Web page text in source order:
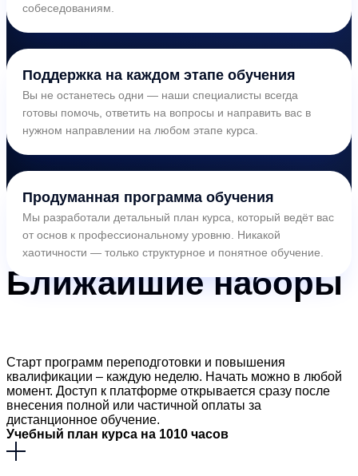
собеседованиям.
Поддержка на каждом этапе обучения
Вы не останетесь одни — наши специалисты всегда
готовы помочь, ответить на вопросы и направить вас в
нужном направлении на любом этапе курса.
Продуманная программа обучения
Мы разработали детальный план курса, который ведёт вас
от основ к профессиональному уровню. Никакой
хаотичности — только структурное и понятное обучение.
Ближайшиенаборы
Старт программ переподготовки и повышения
квалификации – каждую неделю. Начать можно в любой
момент. Доступ к платформе открывается сразу после
внесения полной или частичной оплаты за
дистанционное обучение.
Учебный план курса на 1010 часов